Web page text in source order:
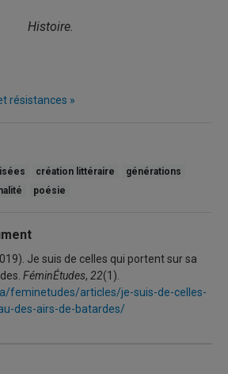
Histoire.
résistances »
création littéraire
générations
poésie
Je suis de celles qui portent sur sa
FéminÉtudes, 22(1).
feminetudes/articles/je-suis-de-celles-
des-airs-de-batardes/